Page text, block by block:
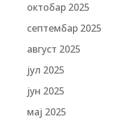
октобар 2025
септембар 2025
август 2025
јул 2025
јун 2025
мај 2025